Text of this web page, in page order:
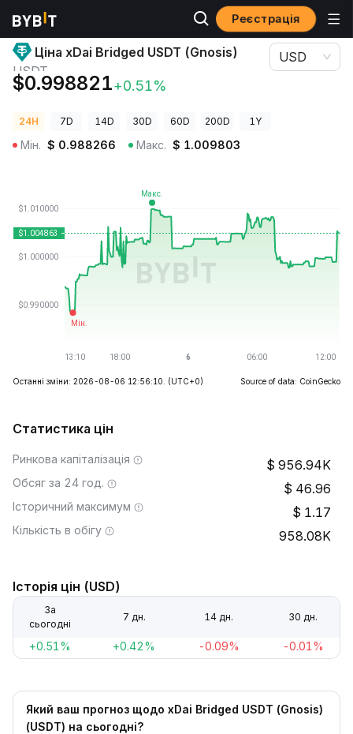
Реєстрація
Ціни криптовалют Ціна xDai Bridged USDT (Gnosis) USDT
Ціна xDai Bridged USDT (Gnosis)
USDT
$0.998821+0.51%
USD
24H 7D 14D 30D 60D 200D 1Y
Мін. $ 0.988266 Макс. $ 1.009803
Останні зміни: 2026-08-06 12:56:10. (UTC+0) Source of data: CoinGecko
Статистика цін
Ринкова капіталізація 956.94K
Обсяг за 24 год. 46.96
Історичний максимум 1.17
Кількість в обігу 958.08K
Історія цін (USD)
За
сьогодні
7 дн. 14 дн. 30 дн.
+0.51% +0.42% -0.09% -0.01%
Який ваш прогноз щодо xDai Bridged USDT (Gnosis)
(USDT) на сьогодні?